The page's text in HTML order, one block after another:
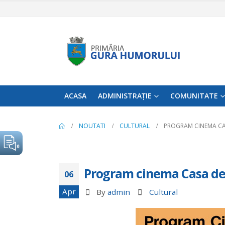
ACASA ADMINISTRAȚIE COMUNITATE
NOUTATI CULTURAL PROGRAM CINEMA
06
Apr
Program cinema Casa
By admin Cultural